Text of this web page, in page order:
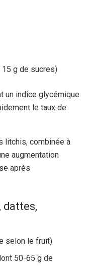
15 g de sucres)
un indice glycémique
le taux de
litchis, combinée à
augmentation
après
dattes,
selon le fruit)
50-65 g de